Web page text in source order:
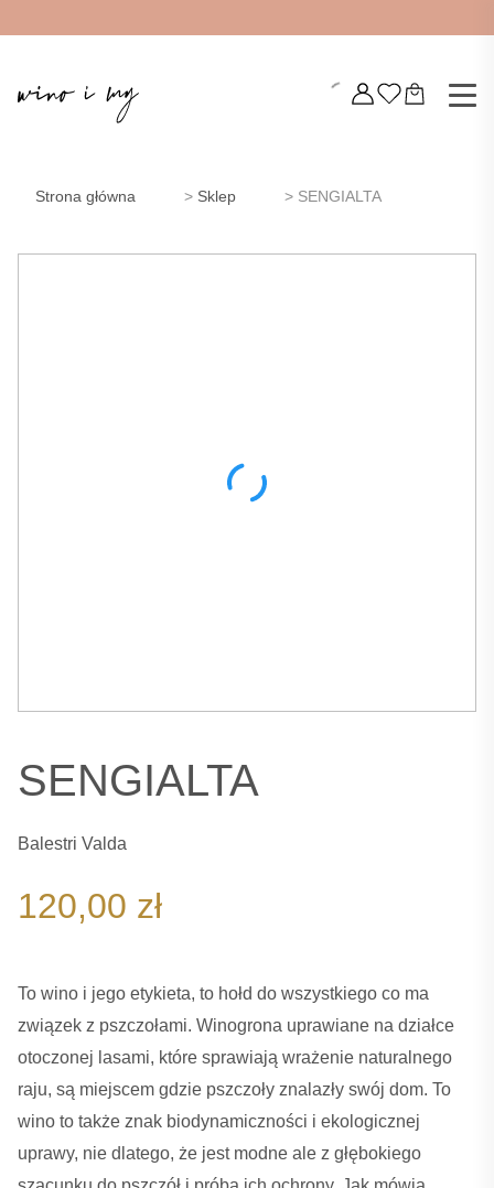
Strona główna > Sklep > SENGIALTA
SENGIALTA
Balestri Valda
120,00 zł
To wino i jego etykieta, to hołd do wszystkiego co ma
związek z pszczołami. Winogrona uprawiane na działce
otoczonej lasami, które sprawiają wrażenie naturalnego
raju, są miejscem gdzie pszczoły znalazły swój dom. To
wino to także znak biodynamiczności i ekologicznej
uprawy, nie dlatego, że jest modne ale z głębokiego